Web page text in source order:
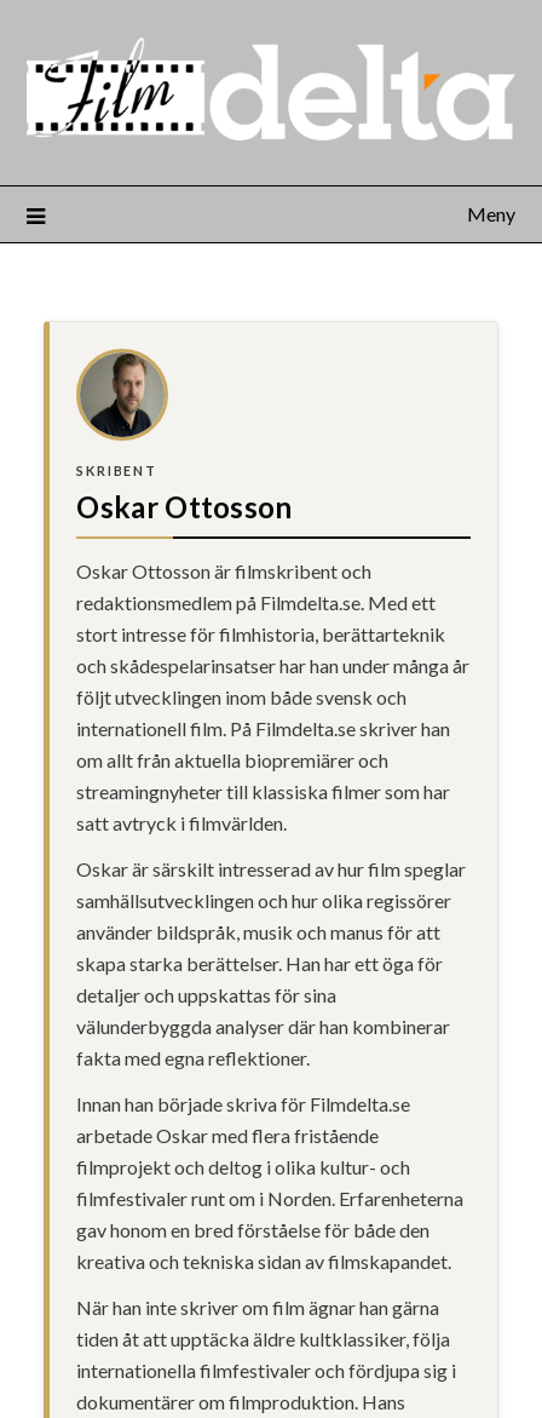
Meny
SKRIBENT
Oskar Ottosson
Oskar Ottosson är filmskribent och
redaktionsmedlem på Filmdelta.se. Med ett
stort intresse för filmhistoria, berättarteknik
och skådespelarinsatser har han under många år
följt utvecklingen inom både svensk och
internationell film. På Filmdelta.se skriver han
om allt från aktuella biopremiärer och
streamingnyheter till klassiska filmer som har
satt avtryck i filmvärlden.
Oskar är särskilt intresserad av hur film speglar
samhällsutvecklingen och hur olika regissörer
använder bildspråk, musik och manus för att
skapa starka berättelser. Han har ett öga för
detaljer och uppskattas för sina
välunderbyggda analyser där han kombinerar
fakta med egna reflektioner.
Innan han började skriva för Filmdelta.se
arbetade Oskar med flera fristående
filmprojekt och deltog i olika kultur- och
filmfestivaler runt om i Norden. Erfarenheterna
gav honom en bred förståelse för både den
kreativa och tekniska sidan av filmskapandet.
När han inte skriver om film ägnar han gärna
tiden åt att upptäcka äldre kultklassiker, följa
internationella filmfestivaler och fördjupa sig i
dokumentärer om filmproduktion. Hans